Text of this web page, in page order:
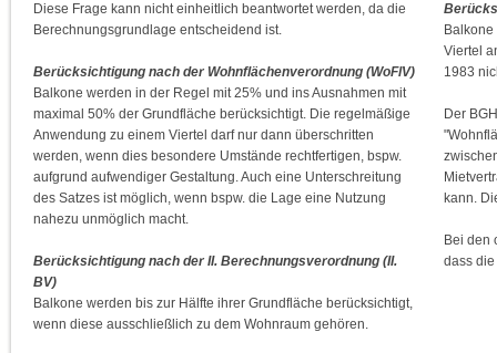
Diese Frage kann nicht einheitlich beantwortet werden, da die
Berechnungsgrundlage entscheidend ist.
Berücksichtigung nach der Wohnflächenverordnung (WoFlV)
Balkone werden in der Regel mit 25% und ins Ausnahmen mit
maximal 50% der Grundfläche berücksichtigt. Die regelmäßige
Anwendung zu einem Viertel darf nur dann überschritten
werden, wenn dies besondere Umstände rechtfertigen, bspw.
aufgrund aufwendiger Gestaltung. Auch eine Unterschreitung
des Satzes ist möglich, wenn bspw. die Lage eine Nutzung
nahezu unmöglich macht.
Berücksichtigung nach der II. Berechnungsverordnung (II.
BV)
Balkone werden bis zur Hälfte ihrer Grundfläche berücksichtigt,
wenn diese ausschließlich zu dem Wohnraum gehören.
Viertel
1983
Der
kann.
Bei den
dass die